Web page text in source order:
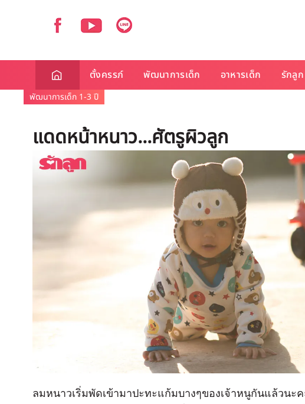
ตั้งครรภ์ พัฒนาการเด็ก อาหารเด็ก รักลู
พัฒนาการเด็ก 1-3 ปี
แดดหน้าหนาว...ศัตรูผิวลูก
ลมหนาวเริ่มพัดเข้ามาปะทะแก้มบางๆของเจ้าหนูกันแล้วนะ